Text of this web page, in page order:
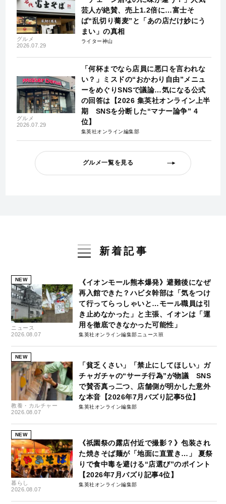
グルメ
2026.07.29
芸人が絶賛、売上1.2倍に…富士そ
ば“乱切り蕎麦”と「あの店だけ妙にう
まい」の真相
ライター神山
グルメ
2026.07.29
「何杯までなら店員に悪口を言われな
い？」ミスドの“おかわり自由”メニュ
ーをめぐりSNSで議論…気になる公式
の回答は【2026 集英社オンライン上半
期 SNSを分断した“マナー論争” 4
位】
集英社オンライン編集部
グルメ一覧を見る
新着記事
NEW
ニュース
2026.08.07
《イオンモール熊本爆発》避難後になぜ
再入館できた？ハビタ幹部は「気をつけ
て行ってらっしゃいと…モール職員は引
き止めなかった」と主張、イオンは「運
用を徹底できなかった可能性」
集英社オンライン編集部ニュース班
NEW
教養・カルチャー
2026.08.07
「貧乏くさい」「禁止にしてほしい」ガ
チャガチャの“サーチ行為”が物議 SNS
で賛否真っ二つ、店舗側が明かした意外
な本音【2026年7月バズり記事5位】
集英社オンライン編集部
NEW
暮らし
2026.08.07
《祇園祭の露店付近で撮影？》包装され
た焼きそば麺が「地面に直置き…」 夏祭
りで食中毒を避ける“店選び”のポイント
【2026年7月バズり記事4位】
集英社オンライン編集部